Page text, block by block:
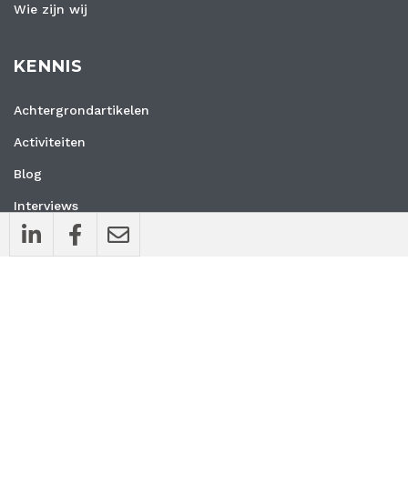
Wie zijn wij
KENNIS
Achtergrondartikelen
Activiteiten
Blog
Interviews
Nieuws